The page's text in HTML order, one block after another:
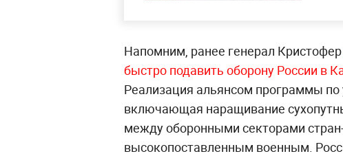
Напомним, ранее генерал Кристофер
быстро подавить оборону России в
Реализация альянсом программы по
включающая наращивание
между оборонными секторами
высокопоставленным военным.